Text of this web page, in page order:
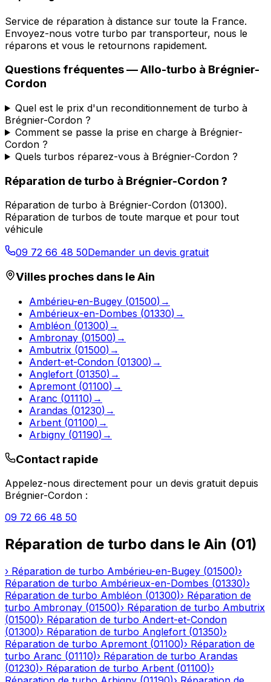
Service de réparation à distance sur toute la France.
Envoyez-nous votre turbo par transporteur, nous le
réparons et vous le retournons rapidement.
Questions fréquentes —Allo-turbo à Brégnier-
Cordon
Quel est le prix d'un reconditionnement de turbo à
Brégnier-Cordon ?
Comment se passe la prise en charge à Brégnier-
Cordon ?
Quels turbos réparez-vous à Brégnier-Cordon ?
Réparation de turbo à Brégnier-Cordon ?
Réparation de turbo à Brégnier-Cordon (01300).
Réparation de turbos de toute marque et pour tout
véhicule
09 72 66 48 50Demander un devis gratuit
Villes proches dans leAin
Ambérieu-en-Bugey (01500) →
Ambérieux-en-Dombes (01330) →
Ambléon (01300) →
Ambronay (01500) →
Ambutrix (01500) →
Andert-et-Condon (01300) →
Anglefort (01350) →
Apremont (01100) →
Aranc (01110) →
Arandas (01230) →
Arbent (01100) →
Arbigny (01190) →
Contact rapide
Appelez-nous directement pour un devis gratuit depuis
Brégnier-Cordon :
09 72 66 48 50
Réparation de turbo dans le Ain (01)
› Réparation de turbo Ambérieu-en-Bugey (01500)›
Réparation de turbo Ambérieux-en-Dombes (01330)›
Réparation de turbo Ambléon (01300)› Réparation de
turbo Ambronay (01500)› Réparation de turbo Ambutrix
(01500)› Réparation de turbo Andert-et-Condon
(01300)› Réparation de turbo Anglefort (01350)›
Réparation de turbo Apremont (01100)› Réparation de
turbo Aranc (01110)› Réparation de turbo Arandas
(01230)› Réparation de turbo Arbent (01100)›